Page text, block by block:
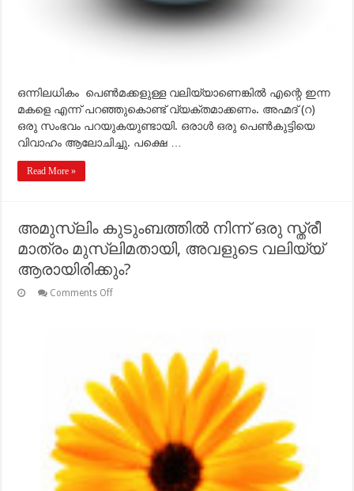
ഒന്നിലധികം പെണ്‍മക്കളുള്ള വലിയ്യാണെങ്കില്‍ എന്റെ ഇന്ന
മകളെ എന്ന് പറഞ്ഞുകൊണ്ട് വ്യക്തമാക്കണം. അഹ്മദ് (റ)
ഒരു സംഭവം പറയുകയുണ്ടായി. ഒരാള്‍ ഒരു പെണ്‍കുട്ടിയെ
വിവാഹം ആലോചിച്ചു. പക്ഷെ …
Read More »
അമുസ്ലിം കുടുംബത്തില്‍ നിന്ന് ഒരു സ്ത്രീ
മാത്രം മുസ്ലിമതായി, അവളുടെ വലിയ്യ്
ആരായിരിക്കും?
Comments Offon
മാത്രം
മുസ്ലിമതായി,
അവളുടെ
വലിയ്യ്
ആരായിരിക്കും?